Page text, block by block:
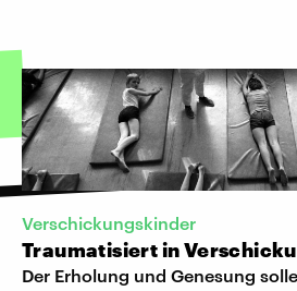
Verschickungskinder
Traumatisiert in
Der Erholung und Genesung